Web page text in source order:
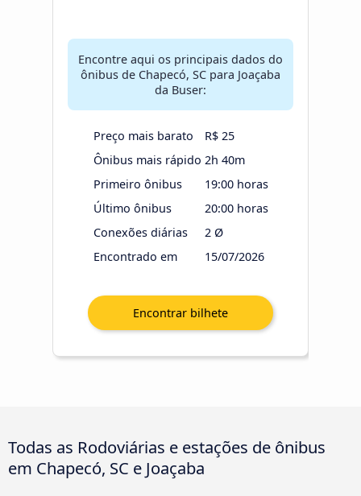
Encontre aqui os principais dados do
ônibus de Chapecó, SC para Joaçaba
da Buser:
Preço mais barato
R$ 25
Ônibus mais rápido 2h 40m
Primeiro ônibus
19:00 horas
Último ônibus
20:00 horas
Conexões diárias
2 Ø
Encontrado em
15/07/2026
Todas as Rodoviárias e estações de ônibus
em Chapecó, SC e Joaçaba